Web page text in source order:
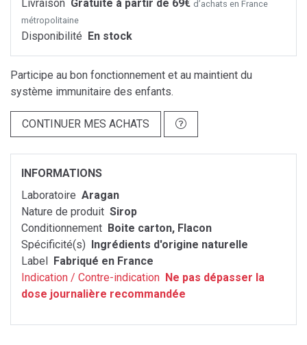
Livraison Gratuite à partir de 69€ d’achats en France
métropolitaine
Disponibilité En stock
Participe au bon fonctionnement et au maintient du
système immunitaire des enfants.
CONTINUER MES ACHATS
INFORMATIONS
Laboratoire Aragan
Nature de produit Sirop
Conditionnement Boite carton, Flacon
Spécificité(s) Ingrédients d'origine naturelle
Label Fabriqué en France
Indication / Contre-indication Ne pas dépasser la
dose journalière recommandée